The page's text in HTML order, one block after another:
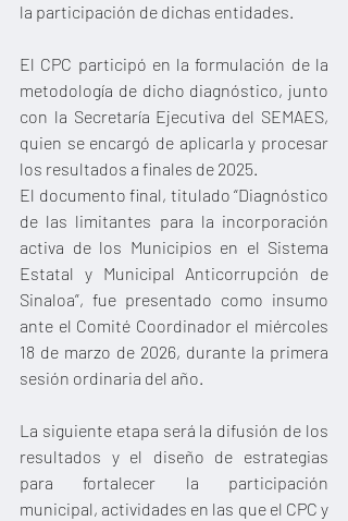
la participación de dichas entidades.
El CPC participó en la formulación de la
metodología de dicho diagnóstico, junto
con la Secretaría Ejecutiva del SEMAES,
quien se encargó de aplicarla y procesar
los resultados a finales de 2025.
El documento final, titulado “Diagnóstico
de las limitantes para la incorporación
activa de los Municipios en el Sistema
Estatal y Municipal Anticorrupción de
Sinaloa”, fue presentado como insumo
ante el Comité Coordinador el miércoles
18 de marzo de 2026, durante la primera
sesión ordinaria del año.
La siguiente etapa será la difusión de los
resultados y el diseño de estrategias
para fortalecer la participación
municipal, actividades en las que el CPC y